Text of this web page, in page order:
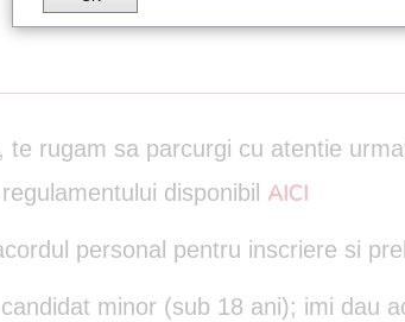
rugam sa parcurgi cu atentie
disponibil AICI
personal pentru inscriere si
minor (sub 18 ani); imi dau